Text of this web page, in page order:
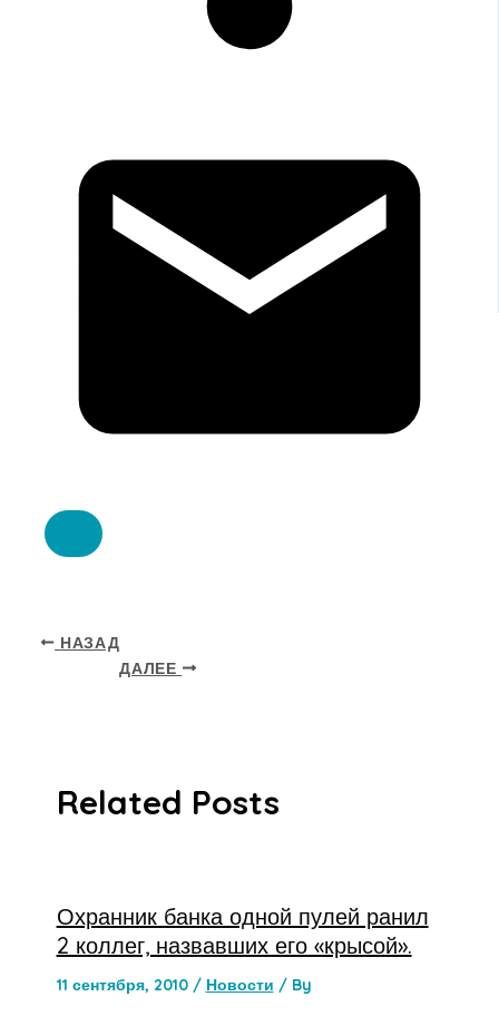
НАЗАД
ДАЛЕЕ
Related Posts
Охранник банка одной пулей ранил
2 коллег, назвавших его «крысой».
11 сентября, 2010 / Новости / By